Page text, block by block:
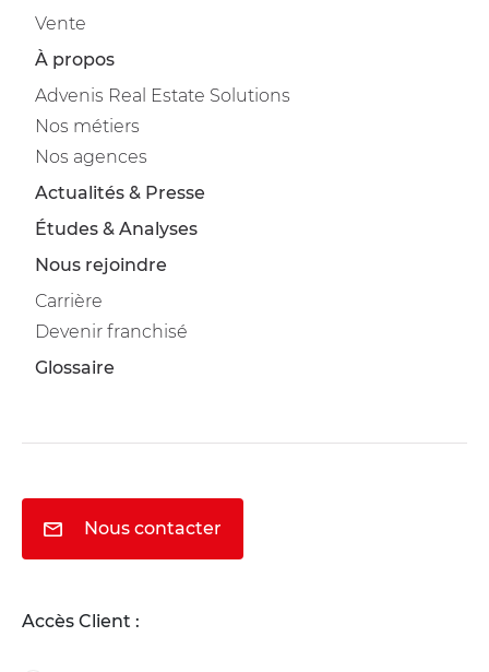
Vente
À propos
Advenis Real Estate Solutions
Nos métiers
Nos agences
Actualités & Presse
Études & Analyses
Nous rejoindre
Carrière
Devenir franchisé
Glossaire
Nous contacter
Accès Client :